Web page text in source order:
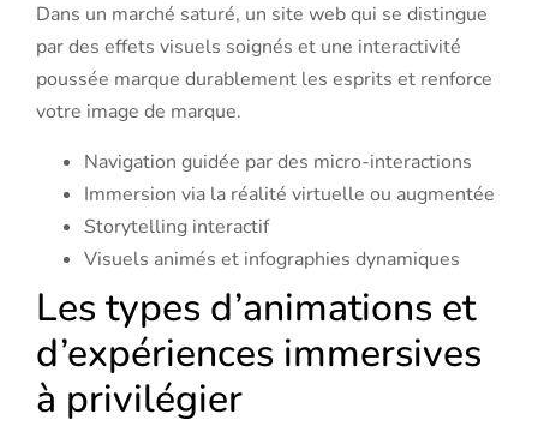
Dans un marché saturé, un site web qui se distingue
par des effets visuels soignés et une interactivité
poussée marque durablement les esprits et renforce
votre image de marque.
Navigation guidée par des micro-interactions
Immersion via la réalité virtuelle ou augmentée
Storytelling interactif
Visuels animés et infographies dynamiques
Les types d’animations et
d’expériences immersives
à privilégier